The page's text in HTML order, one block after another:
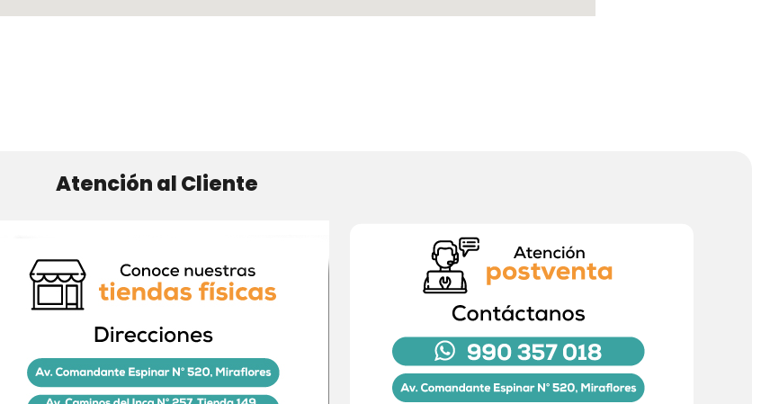
Atención al Cliente